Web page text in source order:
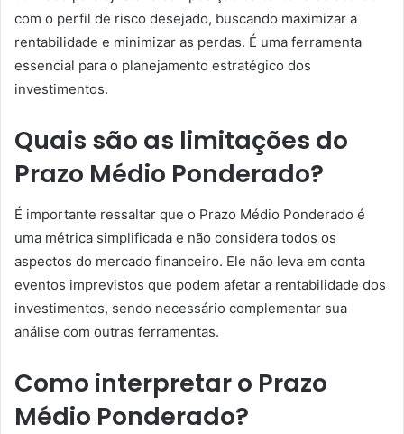
com o perfil de risco desejado, buscando maximizar a
rentabilidade e minimizar as perdas. É uma ferramenta
essencial para o planejamento estratégico dos
investimentos.
Quais são as limitações do
Prazo Médio Ponderado?
É importante ressaltar que o Prazo Médio Ponderado é
uma métrica simplificada e não considera todos os
aspectos do mercado financeiro. Ele não leva em conta
eventos imprevistos que podem afetar a rentabilidade dos
investimentos, sendo necessário complementar sua
análise com outras ferramentas.
Como interpretar o Prazo
Médio Ponderado?